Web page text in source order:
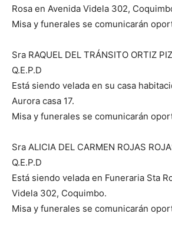
Rosa en Avenida Videla 302,
Misa y funerales se comunicarán
Sra RAQUEL DEL TRÁNSITO ORTIZ
Q.E.P.D
Está siendo velada en su casa
Aurora casa 17.
Misa y funerales se comunicarán
Sra ALICIA DEL CARMEN ROJAS
Q.E.P.D
Está siendo velada en Funeraria Sta
Videla 302, Coquimbo.
Misa y funerales se comunicarán